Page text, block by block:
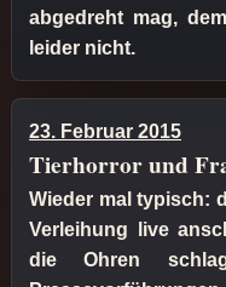
abgedreht mag,
leider nicht.
23. Februar 2015
Tierhorror und
Wieder mal typisch:
Verleihung live
die Ohren